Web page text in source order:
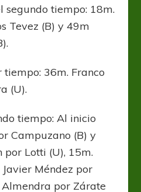
segundo tiempo: 18m.
Tevez (B) y 49m
36m. Franco
(U).
tiempo: Al inicio
Campuzano (B) y
Lotti (U), 15m.
Méndez por
por Zárate